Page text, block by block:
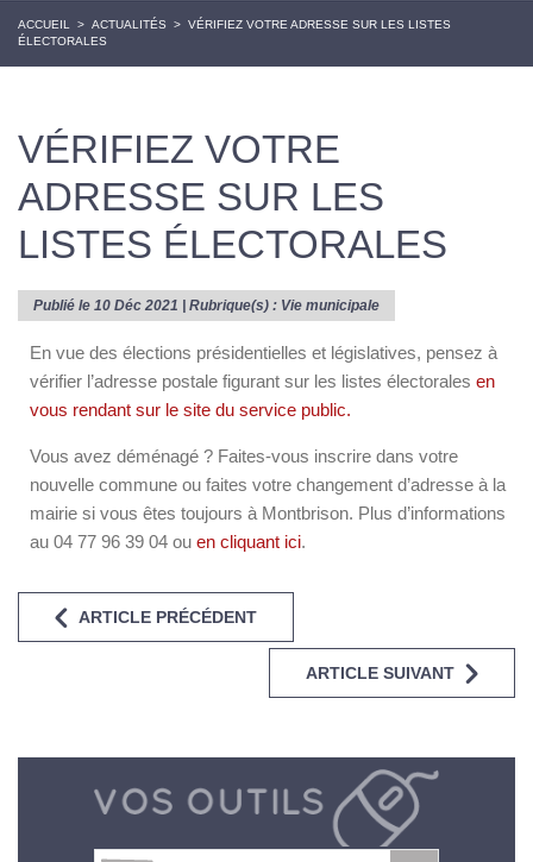
ACCUEIL > ACTUALITÉS > VÉRIFIEZ VOTRE ADRESSE SUR LES LISTES
ÉLECTORALES
VÉRIFIEZ VOTRE
ADRESSE SUR LES
LISTES ÉLECTORALES
Publié le 10 Déc 2021 | Rubrique(s) : Vie municipale
En vue des élections présidentielles et législatives, pensez à
vérifier l’adresse postale figurant sur les listes électorales en
vous rendant sur le site du service public.
Vous avez déménagé ? Faites-vous inscrire dans votre
nouvelle commune ou faites votre changement d’adresse à la
mairie si vous êtes toujours à Montbrison. Plus d’informations
au 04 77 96 39 04 ou en cliquant ici.
ARTICLE PRÉCÉDENT
ARTICLE SUIVANT